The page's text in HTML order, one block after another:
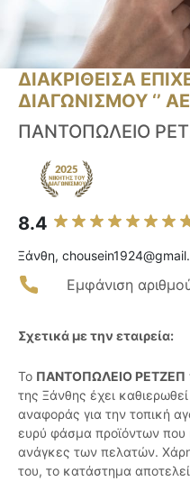
ΔΙΑΚΡΙΘΕΙΣΑ
ΔΙΑΓΩΝΙΣΜΟΥ ‘’
ΠΑΝΤΟΠΩΛΕΙΟ
8.4
Ξάνθη,
Εμφάνιση
Σχετικά με την εταιρεία:
Το ΠΑΝΤΟΠΩΛΕΙΟ ΡΕΤΖΕΠ
της Ξάνθης έχει
αναφοράς για την τοπική
ευρύ φάσμα προϊόντων που
ανάγκες των πελατών.
του, το κατάστημα